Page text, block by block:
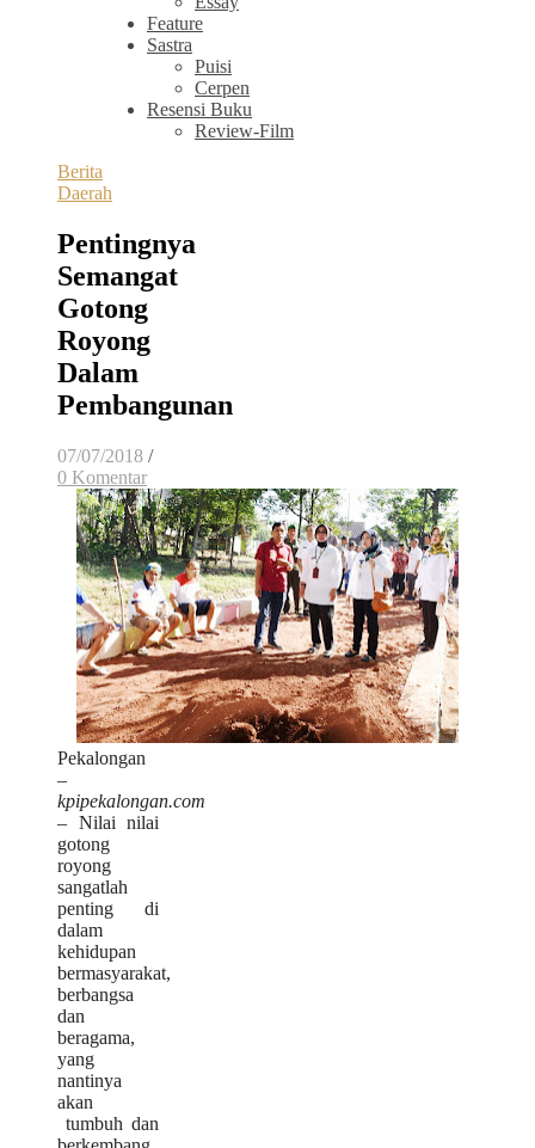
Feature
Sastra
Puisi
Cerpen
Resensi Buku
Review-Film
Berita
Daerah
Pentingnya
Semangat
Gotong
Royong
Dalam
Pembangunan
07/07/2018 /
0 Komentar
Pekalongan
–
kpipekalongan.com
– Nilai nilai
gotong
royong
sangatlah
penting di
dalam
kehidupan
bermasyarakat,
berbangsa
dan
beragama,
yang
nantinya
akan
tumbuh dan